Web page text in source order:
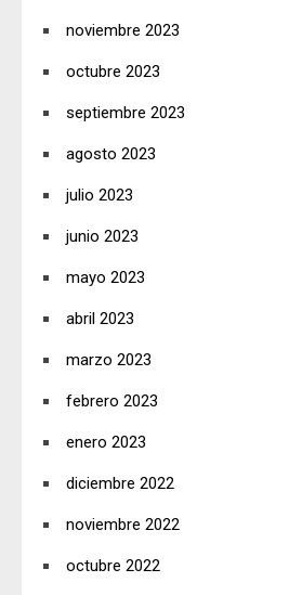
noviembre 2023
octubre 2023
septiembre 2023
agosto 2023
julio 2023
junio 2023
mayo 2023
abril 2023
marzo 2023
febrero 2023
enero 2023
diciembre 2022
noviembre 2022
octubre 2022